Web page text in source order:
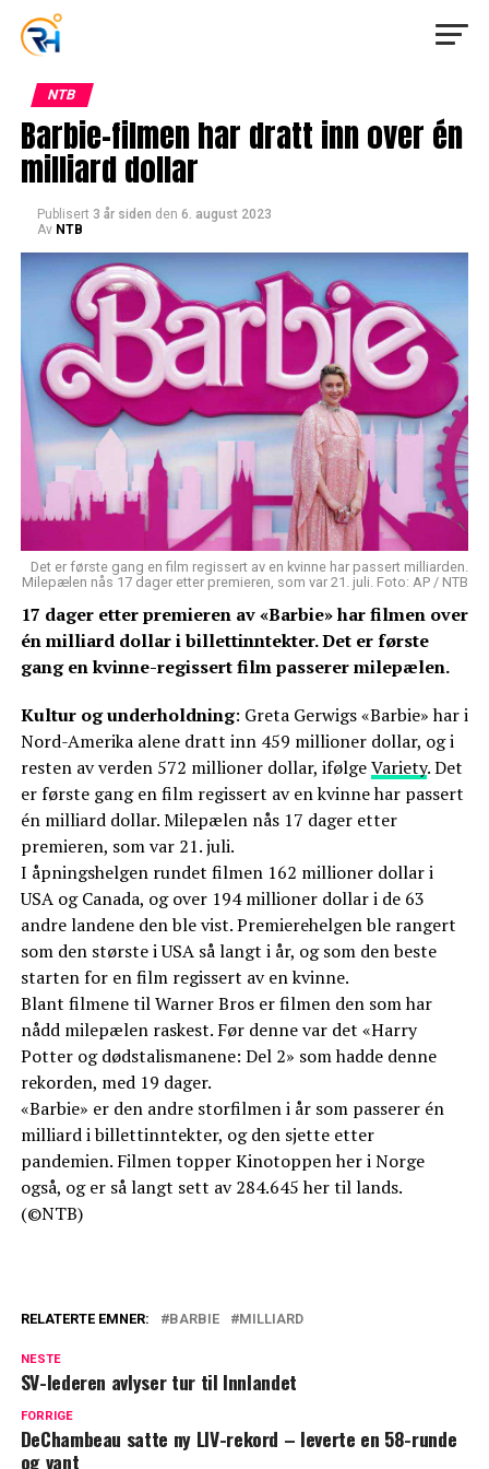
NTB
Barbie-filmen har dratt inn over én
milliard dollar
Publisert 3 år siden den 6. august 2023
Av NTB
Det er første gang en film regissert av en kvinne har passert milliarden.
Milepælen nås 17 dager etter premieren, som var 21. juli. Foto: AP / NTB
17 dager etter premieren av «Barbie» har filmen over
én milliard dollar i billettinntekter. Det er første
gang en kvinne-regissert film passerer milepælen.
Kultur og underholdning: Greta Gerwigs «Barbie» har i
Nord-Amerika alene dratt inn 459 millioner dollar, og i
resten av verden 572 millioner dollar, ifølgeVariety. Det
er første gang en film regissert av en kvinne har passert
én milliard dollar. Milepælen nås 17 dager etter
premieren, som var 21. juli.
I åpningshelgen rundet filmen 162 millioner dollar i
USA og Canada, og over 194 millioner dollar i de 63
andre landene den ble vist. Premierehelgen ble rangert
som den største i USA så langt i år, og som den beste
starten for en film regissert av en kvinne.
Blant filmene til Warner Bros er filmen den som har
nådd milepælen raskest. Før denne var det «Harry
Potter og dødstalismanene: Del 2» som hadde denne
rekorden, med 19 dager.
«Barbie» er den andre storfilmen i år som passerer én
milliard i billettinntekter, og den sjette etter
pandemien. Filmen topper Kinotoppen her i Norge
også, og er så langt sett av 284.645 her til lands.
(©NTB)
RELATERTE EMNER: BARBIE MILLIARD
NESTE
SV-lederen avlyser tur til Innlandet
FORRIGE
DeChambeau satte ny LIV-rekord – leverte en 58-runde
og vant